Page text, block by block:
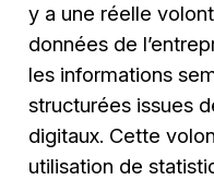
y a une réelle
données de
les informations
structurées issues
digitaux. Cette
utilisation de